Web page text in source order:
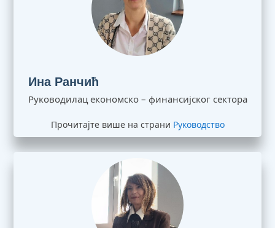
Ина Ранчић
Руководилац економско – финансијског сектора
Прочитајте више на страни Руководство